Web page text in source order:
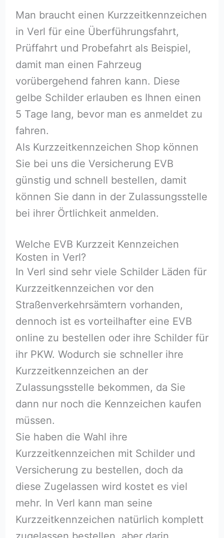
Man braucht einen Kurzzeitkennzeichen
in Verl für eine Überführungsfahrt,
Prüffahrt und Probefahrt als Beispiel,
damit man einen Fahrzeug
vorübergehend fahren kann. Diese
gelbe Schilder erlauben es Ihnen einen
5 Tage lang, bevor man es anmeldet zu
fahren.
Als Kurzzeitkennzeichen Shop können
Sie bei uns die Versicherung EVB
günstig und schnell bestellen, damit
können Sie dann in der Zulassungsstelle
bei ihrer Örtlichkeit anmelden.
Welche EVB Kurzzeit Kennzeichen
Kosten in Verl?
In Verl sind sehr viele Schilder Läden für
Kurzzeitkennzeichen vor den
Straßenverkehrsämtern vorhanden,
dennoch ist es vorteilhafter eine EVB
online zu bestellen oder ihre Schilder für
ihr PKW. Wodurch sie schneller ihre
Kurzzeitkennzeichen an der
Zulassungsstelle bekommen, da Sie
dann nur noch die Kennzeichen kaufen
müssen.
Sie haben die Wahl ihre
Kurzzeitkennzeichen mit Schilder und
Versicherung zu bestellen, doch da
diese Zugelassen wird kostet es viel
mehr. In Verl kann man seine
Kurzzeitkennzeichen natürlich komplett